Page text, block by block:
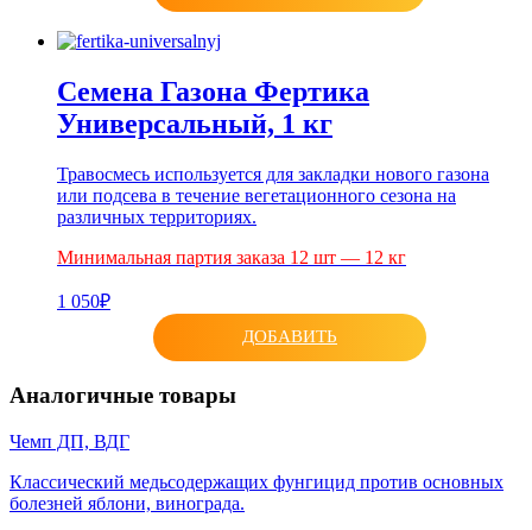
Семена Газона Фертика
Универсальный, 1 кг
Травосмесь используется для закладки нового газона
или подсева в течение вегетационного сезона на
различных территориях.
Минимальная партия заказа 12 шт — 12 кг
1 050₽
ДОБАВИТЬ
Аналогичные товары
Чемп ДП, ВДГ
Классический медьсодержащих фунгицид против основных
болезней яблони, винограда.